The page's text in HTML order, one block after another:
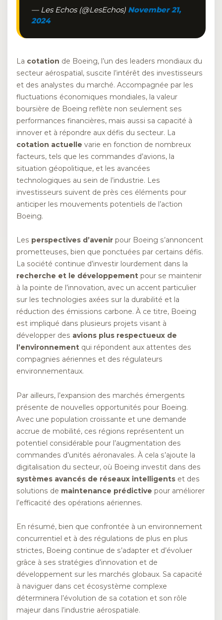
— Les Echos (@LesEchos) November 21,
2024
La cotation de Boeing, l’un des leaders mondiaux du
secteur aérospatial, suscite l’intérêt des investisseurs
et des analystes du marché. Accompagnée par les
fluctuations économiques mondiales, la valeur
boursière de Boeing reflète non seulement ses
performances financières, mais aussi sa capacité à
innover et à répondre aux défis du secteur. La
cotation actuelle varie en fonction de nombreux
facteurs, tels que les commandes d’avions, la
situation géopolitique, et les avancées
technologiques au sein de l’industrie. Les
investisseurs suivent de près ces éléments pour
anticiper les mouvements potentiels de l’action
Boeing.
Les perspectives d’avenir pour Boeing s’annoncent
prometteuses, bien que ponctuées par certains défis.
La société continue d’investir lourdement dans la
recherche et le développement pour se maintenir
à la pointe de l’innovation, avec un accent particulier
sur les technologies axées sur la durabilité et la
réduction des émissions carbone. À ce titre, Boeing
est impliqué dans plusieurs projets visant à
développer des avions plus respectueux de
l’environnement qui répondent aux attentes des
compagnies aériennes et des régulateurs
environnementaux.
Par ailleurs, l’expansion des marchés émergents
présente de nouvelles opportunités pour Boeing.
Avec une population croissante et une demande
accrue de mobilité, ces régions représentent un
potentiel considérable pour l’augmentation des
commandes d’unités aéronavales. À cela s’ajoute la
digitalisation du secteur, où Boeing investit dans des
systèmes avancés de réseaux intelligents et des
solutions de maintenance prédictive pour améliorer
l’efficacité des opérations aériennes.
En résumé, bien que confrontée à un environnement
concurrentiel et à des régulations de plus en plus
strictes, Boeing continue de s’adapter et d’évoluer
grâce à ses stratégies d’innovation et de
développement sur les marchés globaux. Sa capacité
à naviguer dans cet écosystème complexe
déterminera l’évolution de sa cotation et son rôle
majeur dans l’industrie aérospatiale.